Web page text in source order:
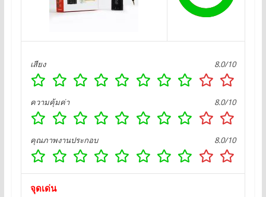
เสียง 8.0/10
ความคุ้มค่า 8.0/10
คุณภาพงานประกอบ 8.0/10
จุดเด่น